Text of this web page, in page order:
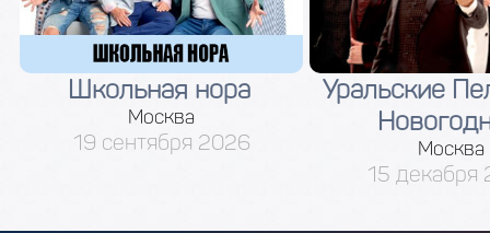
Школьная нора
Москва
19 сентября 2026
Уральские
Москва
15 декабря